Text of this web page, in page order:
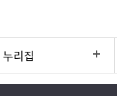
리집